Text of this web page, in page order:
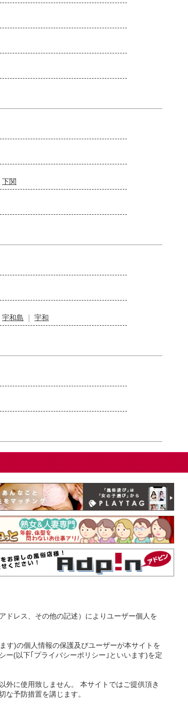
下関
宇和島
宇和
ドレス、その他の記述）によりユーザー個人を
す)の個人情報の保護及びユーザーが本サイトを
ー(以下｢プライバシーポリシー｣といいます)を定
外に使用致しません。 本サイトではご提供頂き
な予防措置を講じます。